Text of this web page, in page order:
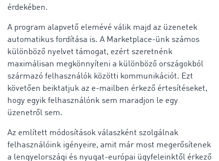
érdekében.
A program alapvető elemévé válik majd az üzenetek
automatikus fordítása is. A Marketplace-ünk számos
különböző nyelvet támogat, ezért szeretnénk
maximálisan megkönnyíteni a különböző országokból
származó felhasználók közötti kommunikációt. Ezt
követően beiktatjuk az e-mailben érkező értesítéseket,
hogy egyik felhasználónk sem maradjon le egy
üzenetről sem.
Az említett módosítások válaszként szolgálnak
felhasználóink igényeire, amit már most megerősítenek
a lengyelországi és nyugat-európai ügyfeleinktől érkező